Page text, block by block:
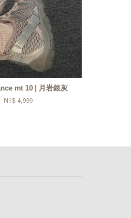
mt 10 | 月岩銀灰
NT$ 4,999